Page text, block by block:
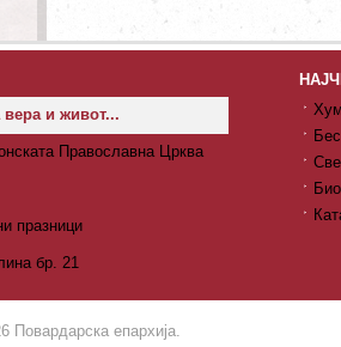
вера и живот...
Православна Црква
празници
бр. 21
Повардарска епархија.